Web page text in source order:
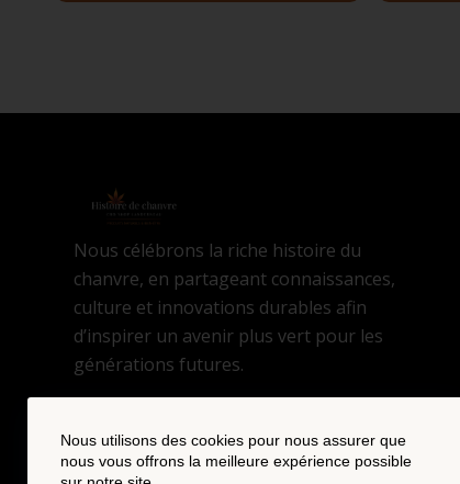
Nous utilisons des cookies pour nous assurer que
nous vous offrons la meilleure expérience possible
Nous célébrons la riche histoire du
chanvre, en partageant connaissances,
culture et innovations durables afin
d’inspirer un avenir plus vert pour les
générations futures.